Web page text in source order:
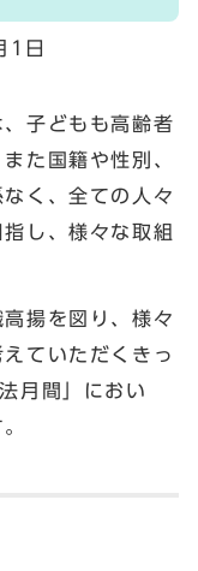
1日
子どもも高齢者
た国籍や性別、
く、全ての人々
し、様々な取組
揚を図り、様々
ていただくきっ
月間」におい